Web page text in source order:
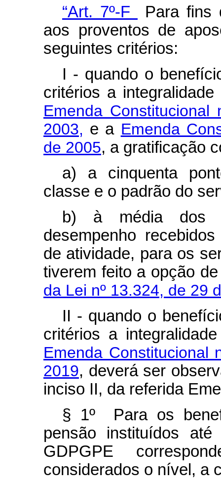
“Art. 7º-F
Para fins
aos proventos de
seguintes critérios:
I - quando o
critérios a
Emenda
2003, e a Emenda
de 2005, a gratificação
a) a cinquenta
classe e o padrão do
b) à média dos
desempenho
de atividade, para os
tiverem feito a opção
da Lei nº 13.324, de 29
II - quando o
critérios a
Emenda Constitucional
2019, deverá ser
inciso II, da referida
§ 1º Para os
pensão instituídos
GDPGPE
considerados o nível, a